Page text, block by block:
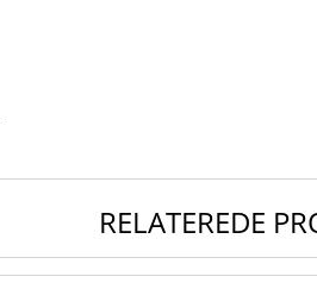
RELATEREDE